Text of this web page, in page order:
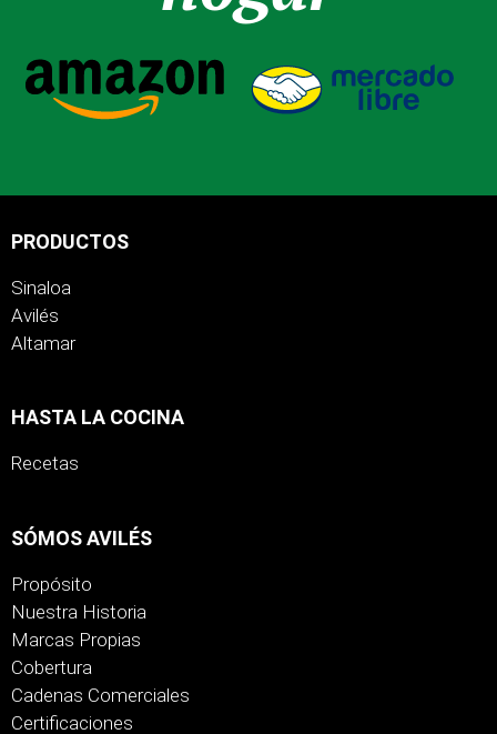
PRODUCTOS
Sinaloa
Avilés
Altamar
HASTA LA COCINA
Recetas
SÓMOS AVILÉS
Propósito
Nuestra Historia
Marcas Propias
Cobertura
Cadenas Comerciales
Certificaciones